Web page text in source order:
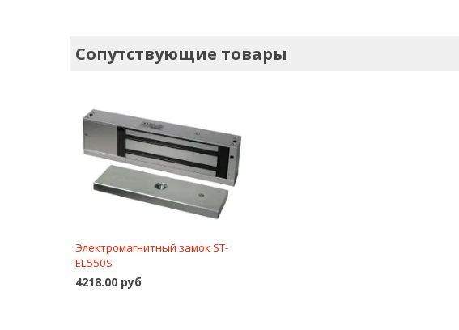
Сопутствующие товары
Электромагнитный замок ST-
EL550S
4218.00 руб